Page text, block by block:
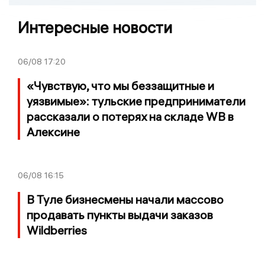
Интересные новости
06/08 17:20
«Чувствую, что мы беззащитные и
уязвимые»: тульские предприниматели
рассказали о потерях на складе WB в
Алексине
06/08 16:15
В Туле бизнесмены начали массово
продавать пункты выдачи заказов
Wildberries